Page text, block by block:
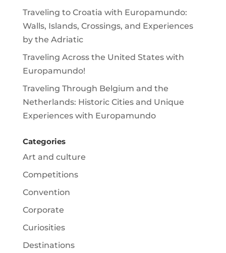
Traveling to Croatia with Europamundo:
Walls, Islands, Crossings, and Experiences
by the Adriatic
Traveling Across the United States with
Europamundo!
Traveling Through Belgium and the
Netherlands: Historic Cities and Unique
Experiences with Europamundo
Categories
Art and culture
Competitions
Convention
Corporate
Curiosities
Destinations